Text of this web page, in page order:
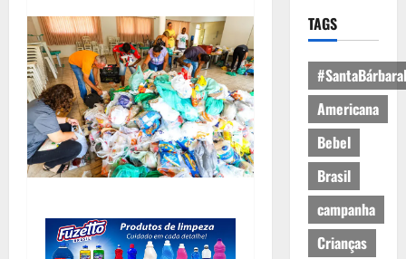
TAGS
Americana
Bebel
Brasil
campanha
Crianças